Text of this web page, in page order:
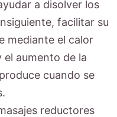
a disolver los
facilitar su
mediante el calor
el aumento de la
cuando se
reductores